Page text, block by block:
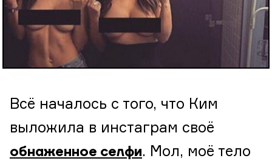
Всё началось с того, что Ким
выложила в инстаграм своё
обнаженное селфи. Мол, моё тело